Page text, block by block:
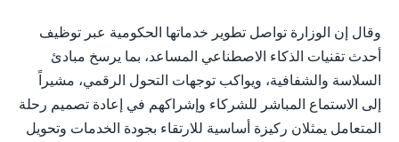
وقال إن الوزارة تواصل تطوير خدماتها الحكومية عبر توظيف
أحدث تقنيات الذكاء الاصطناعي المساعد، بما يرسخ مبادئ
السلاسة والشفافية، ويواكب توجهات التحول الرقمي، مشيراً
إلى الاستماع المباشر للشركاء وإشراكهم في إعادة تصميم رحلة
المتعامل يمثلان ركيزة أساسية للارتقاء بجودة الخدمات وتحويل